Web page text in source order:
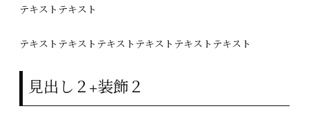
テキストテキスト
テキストテキストテキストテキストテキストテキスト
見出し２+装飾２